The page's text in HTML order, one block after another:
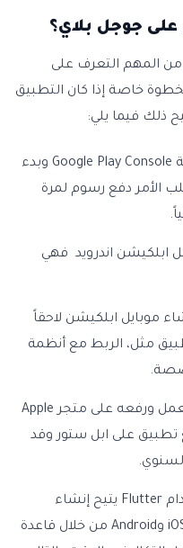
جوجل بلاي؟
المهم التعرف على
خاصة إذا كان التطبيق
ذلك فيما يلي:
لإنشاء حساب مطور على منصة Google Play Console وبدء
الأمر دفع رسوم لمرة
ابلكيشن اندرويد فهي
موبايل ابلكيشن لاحقاً
مثل، الربط مع أنظمة
في حال رغبتك بتوسيع نطاق العمل ورفعه على متجر Apple
تطبيق على ابل ستور وقد
نظرًا لأن تطوير التطبيق باستخدام Flutter يتيح إنشاء
تطبيق واحد يعمل على نظامي iOS وAndroid من خلال قاعدة